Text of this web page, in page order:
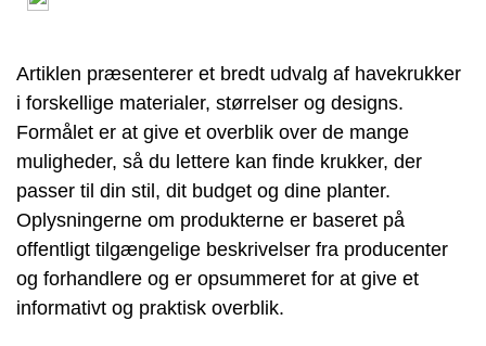
Artiklen præsenterer et bredt udvalg af havekrukker
i forskellige materialer, størrelser og designs.
Formålet er at give et overblik over de mange
muligheder, så du lettere kan finde krukker, der
passer til din stil, dit budget og dine planter.
Oplysningerne om produkterne er baseret på
offentligt tilgængelige beskrivelser fra producenter
og forhandlere og er opsummeret for at give et
informativt og praktisk overblik.